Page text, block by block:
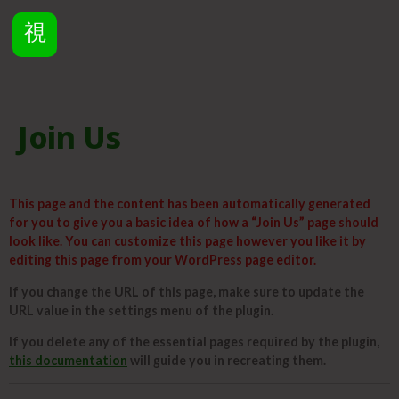
Join Us
This page and the content has been automatically generated
for you to give you a basic idea of how a “Join Us” page should
look like. You can customize this page however you like it by
editing this page from your WordPress page editor.
If you change the URL of this page, make sure to update the
URL value in the settings menu of the plugin.
If you delete any of the essential pages required by the plugin,
this documentation will guide you in recreating them.